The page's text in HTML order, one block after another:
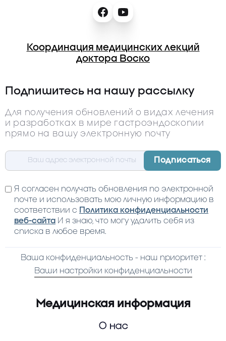
Координация медицинских лекций
доктора Воско
Подпишитесь на нашу рассылку
Для получения обновлений о видах лечения
и разработках в мире гастроэндоскопии
прямо на вашу электронную почту
Я согласен получать обновления по электронной
почте и использовать мою личную информацию в
соответствии с Политика конфиденциальности
веб-сайта И я знаю, что могу удалить себя из
списка в любое время.
Ваша конфиденциальность - наш приоритет :
Ваши настройки конфиденциальности
Медицинская информация
О нас